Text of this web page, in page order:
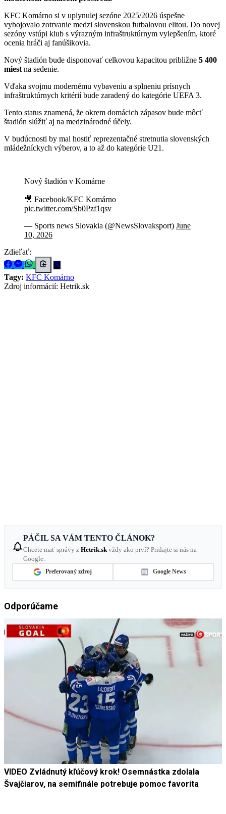
KFC Komárno si v uplynulej sezóne 2025/2026 úspešne
vybojovalo zotrvanie medzi slovenskou futbalovou elitou. Do novej
sezóny vstúpi klub s výrazným infraštruktúrnym vylepšením, ktoré
ocenia hráči aj fanúšikovia.
Nový štadión bude disponovať celkovou kapacitou približne 5 400
miest na sedenie.
Vďaka svojmu modernému vybaveniu a splneniu prísnych
infraštruktúrnych kritérií bude zaradený do kategórie UEFA 3.
Tento status znamená, že okrem domácich zápasov bude môcť
štadión slúžiť aj na medzinárodné účely.
V budúcnosti by mal hostiť reprezentačné stretnutia slovenských
mládežníckych výberov, a to až do kategórie U21.
Nový štadión v Komárne
🎥 Facebook/KFC Komárno
pic.twitter.com/Sb0Pzf1qsv
— Sports news Slovakia (@NewsSlovaksport) June
10, 2026
Zdieľať:
Tagy: KFC Komárno
Zdroj informácií: Hetrik.sk
PÁČIL SA VÁM TENTO ČLÁNOK?
Chcete mať správy z Hetrik.sk vždy ako prví? Pridajte si nás na
Google.
Preferovaný zdroj Google News
Odporúčame
VIDEO Zvládnutý kľúčový krok! Osemnástka zdolala
Švajčiarov, na semifinále potrebuje pomoc favorita